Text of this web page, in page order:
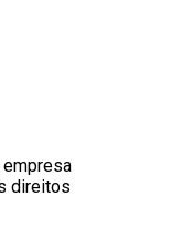
direitos